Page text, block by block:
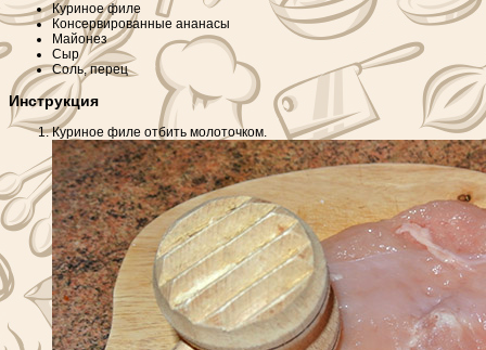
Куриное филе
Консервированные ананасы
Майонез
Сыр
Соль, перец
Инструкция
Куриное филе отбить молоточком.